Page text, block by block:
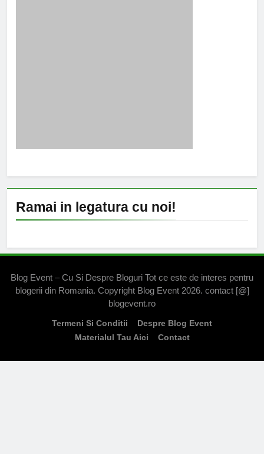
Ramai in legatura cu noi!
Blog Event – Cu Si Despre Bloguri Tot ce este de interes pentru
blogerii din Romania. Copyright Blog Event 2026. contact [@]
blogevent.ro
Termeni Si Conditii
Despre Blog Event
Materialul Tau Aici
Contact